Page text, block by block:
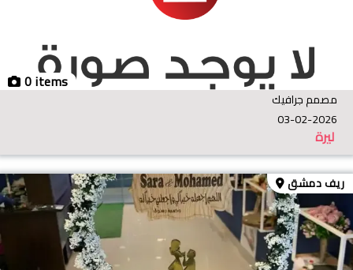
0 items
مصمم جرافيك
03-02-2026
ليرة
ريف دمشق